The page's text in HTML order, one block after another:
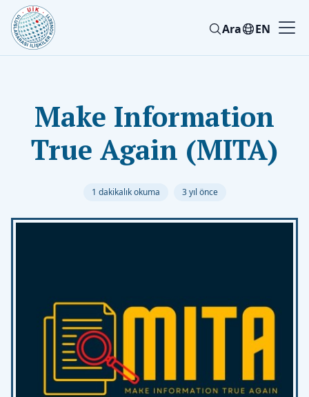
Ara EN
Make Information
True Again (MITA)
1 dakikalık okuma 3 yıl önce